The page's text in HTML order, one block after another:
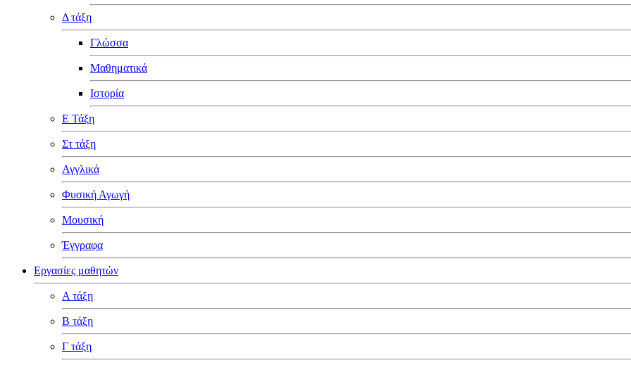
Δ τάξη
Γλώσσα
Μαθηματικά
Ιστορία
Ε Τάξη
Στ τάξη
Αγγλικά
Φυσική Αγωγή
Μουσική
Έγγραφα
Εργασίες μαθητών
Α τάξη
Β τάξη
Γ τάξη